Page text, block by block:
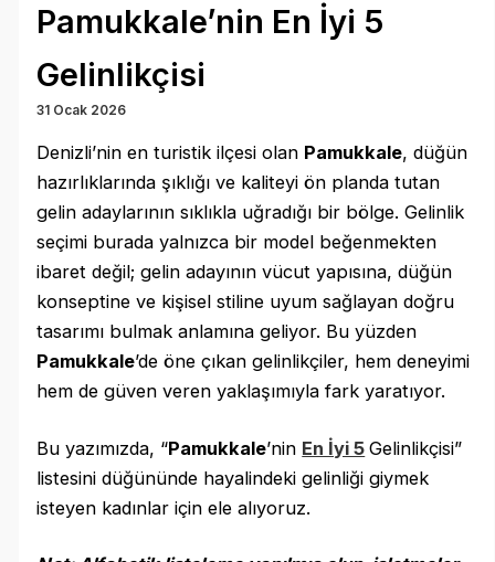
Pamukkale’nin En İyi 5
Gelinlikçisi
31 Ocak 2026
Denizli’nin en turistik ilçesi olan Pamukkale, düğün
hazırlıklarında şıklığı ve kaliteyi ön planda tutan
gelin adaylarının sıklıkla uğradığı bir bölge. Gelinlik
seçimi burada yalnızca bir model beğenmekten
ibaret değil; gelin adayının vücut yapısına, düğün
konseptine ve kişisel stiline uyum sağlayan doğru
tasarımı bulmak anlamına geliyor. Bu yüzden
Pamukkale’de öne çıkan gelinlikçiler, hem deneyimi
hem de güven veren yaklaşımıyla fark yaratıyor.
Bu yazımızda, “Pamukkale’nin En İyi 5 Gelinlikçisi”
listesini düğününde hayalindeki gelinliği giymek
isteyen kadınlar için ele alıyoruz.